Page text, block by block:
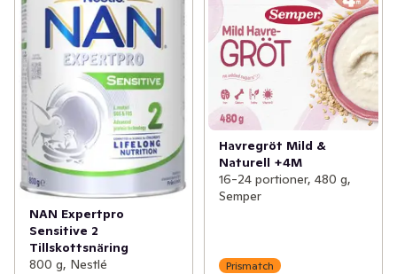
NAN Expertpro
Sensitive 2
Tillskottsnäring
800 g, Nestlé
Havregröt Mild &
Naturell +4M
16-24 portioner, 480 g,
Semper
Prismatch